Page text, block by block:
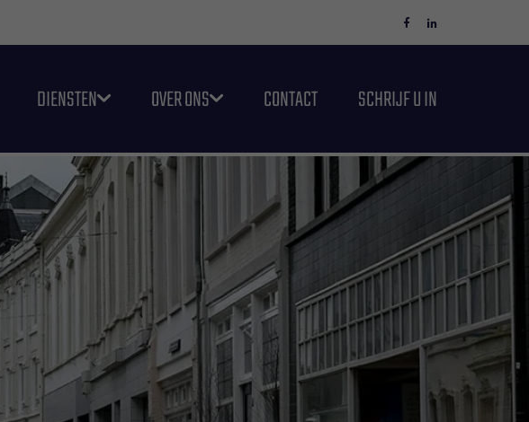
DIENSTEN OVER ONS CONTACT SCHRIJF U IN